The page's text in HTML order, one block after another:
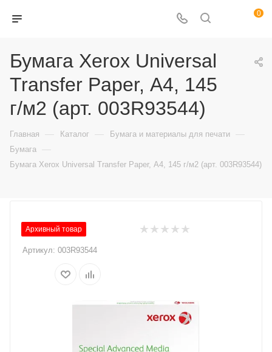
0
Бумага Xerox Universal
Transfer Paper, А4, 145
г/м2 (арт. 003R93544)
Главная — Каталог — Бумага и материалы для печати —
Бумага —
Бумага Xerox Universal Transfer Paper, А4, 145 г/м2 (арт. 003R93544)
Архивный товар
Артикул: 003R93544